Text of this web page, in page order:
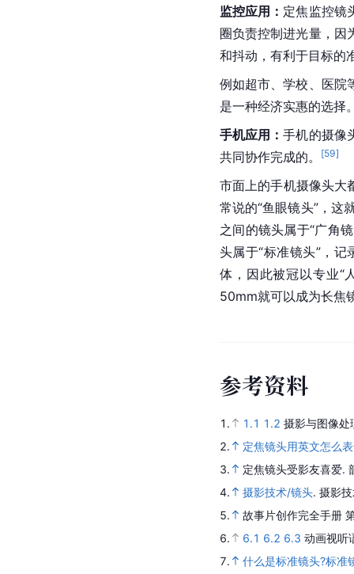
监控应用： 定焦监控镜
圈负责控制进光量，因
和抖动，有利于目标的
例如超市、学校、医院
是一种经济实惠的选择
手机应用：手机的摄像
共同协作完成的。
[59]
市面上的手机摄像头大
常说的“鱼眼镜头”，这
之间的镜头属于“广角
头属于“标准镜头”，
体，因此被冠以专业“
50mm就可以成为长焦
参考资料
1. 1.1 1.2 摄影与图像处
2.
定焦镜头用英文怎么
3.
定焦镜头受影友喜爱.
4.
摄影技术/镜头. 摄影
5.
故事片创作完全手册
6.
6.1 6.2 6.3 动画视听
7.
什么是标准镜头?标准